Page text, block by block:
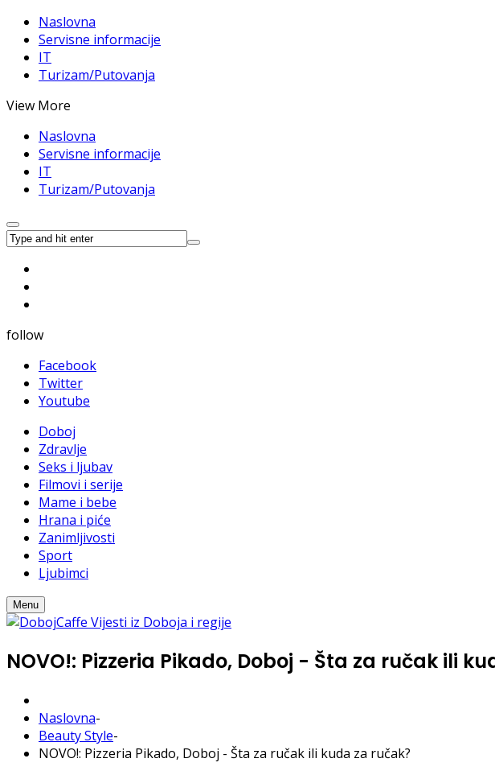
Naslovna
Servisne informacije
IT
Turizam/Putovanja
View More
Naslovna
Servisne informacije
IT
Turizam/Putovanja
follow
Facebook
Twitter
Youtube
Doboj
Zdravlje
Seks i ljubav
Filmovi i serije
Mame i bebe
Hrana i piće
Zanimljivosti
Sport
Ljubimci
Menu
NOVO!: Pizzeria Pikado, Doboj - Šta za ručak ili
Naslovna-
Beauty Style-
NOVO!: Pizzeria Pikado, Doboj - Šta za ručak ili kuda za ručak?